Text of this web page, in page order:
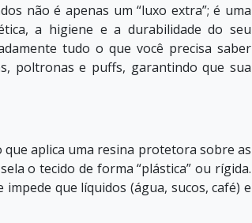
não é apenas um “luxo extra”; é uma
a higiene e a durabilidade do seu
tudo o que você precisa saber
poltronas e puffs, garantindo que sua
aplica uma resina protetora sobre as
o tecido de forma “plástica” ou rígida.
que líquidos (água, sucos, café) e